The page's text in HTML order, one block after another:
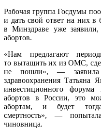
Рабочая группа Госдумы
и дать свой ответ на них
в Минздраве уже заявили,
абортов.
«Нам предлагают
то вытащить их из ОМС,
не пошли», —
здравоохранения Татьяна
инвестиционного
абортов в России, это
абортам, и будет тогда
смертность», —
чиновница.